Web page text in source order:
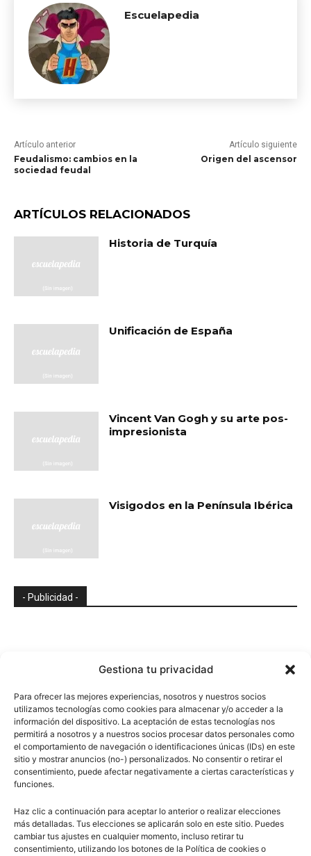
Gestiona tu privacidad
Para ofrecer las mejores experiencias, nosotros y nuestros socios
utilizamos tecnologías como cookies para almacenar y/o acceder a la
información del dispositivo. La aceptación de estas tecnologías nos
permitirá a nosotros y a nuestros socios procesar datos personales como
el comportamiento de navegación o identificaciones únicas (IDs) en este
sitio y mostrar anuncios (no-) personalizados. No consentir o retirar el
consentimiento, puede afectar negativamente a ciertas características y
funciones.
Haz clic a continuación para aceptar lo anterior o realizar elecciones
más detalladas. Tus elecciones se aplicarán solo en este sitio. Puedes
cambiar tus ajustes en cualquier momento, incluso retirar tu
consentimiento, utilizando los botones de la Política de cookies o
Escuelapedia
Artículo anterior
Feudalismo: cambios en la
sociedad feudal
Artículo siguiente
Origen del ascensor
ARTÍCULOS RELACIONADOS
Historia de Turquía
Unificación de España
Vincent Van Gogh y su arte pos-
impresionista
Visigodos en la Península Ibérica
- Publicidad -